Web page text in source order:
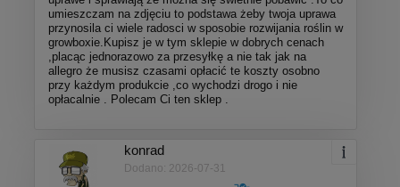
umieszczam na zdjęciu to podstawa żeby twoja uprawa
przynosila ci wiele radosci w sposobie rozwijania roślin w
growboxie.Kupisz je w tym sklepie w dobrych cenach
,placąc jednorazowo za przesyłkę a nie tak jak na
allegro że musisz czasami opłacić te koszty osobno
przy każdym produkcie ,co wychodzi drogo i nie
opłacalnie . Polecam Ci ten sklep .
konrad
Dodano: 2026-07-31